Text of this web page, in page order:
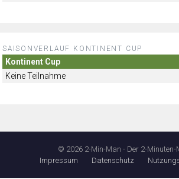
SAISONVERLAUF KONTINENT CUP
Kontinent Cup
Keine Teilnahme
© 2026 2-Min-Man - Der 2-
Impressum
Datenschutz